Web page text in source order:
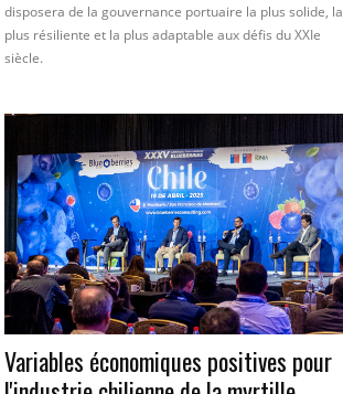
disposera de la gouvernance portuaire la plus solide, la
plus résiliente et la plus adaptable aux défis du XXIe
siècle.
Variables économiques positives pour